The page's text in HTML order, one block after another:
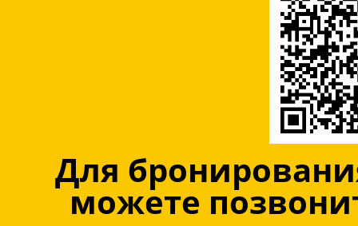
Для
можете